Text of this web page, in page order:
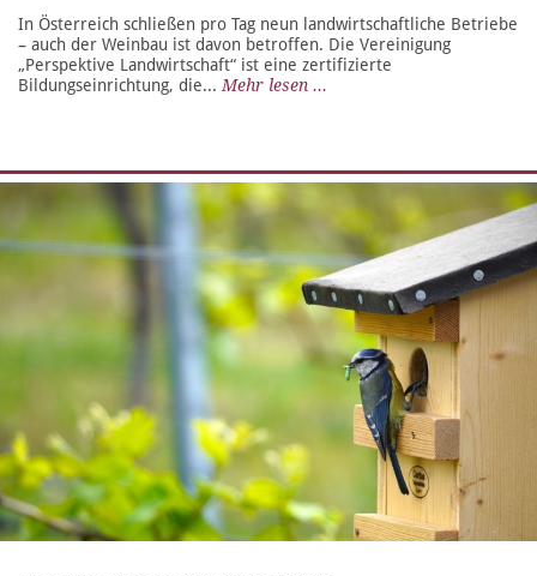
In Österreich schließen pro Tag neun landwirtschaftliche Betriebe
– auch der Weinbau ist davon betroffen. Die Vereinigung
„Perspektive Landwirtschaft“ ist eine zertifizierte
Bildungseinrichtung, die...Mehr lesen ...